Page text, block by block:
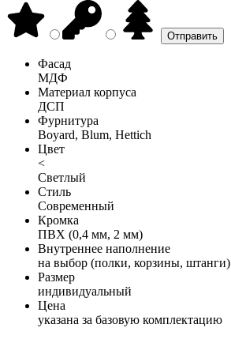
Фасад
МДФ
Материал корпуса
ДСП
Фурнитура
Boyard, Blum, Hettich
Цвет
<
Светлый
Стиль
Современный
Кромка
ПВХ (0,4 мм, 2 мм)
Внутреннее наполнение
на выбор (полки, корзины, штанги)
Размер
индивидуальный
Цена
указана за базовую комплектацию